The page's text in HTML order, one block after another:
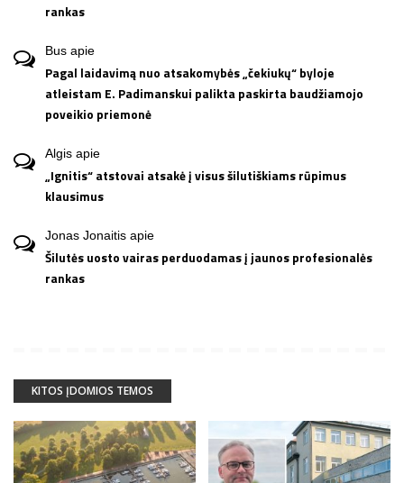
rankas
Bus apie
Pagal laidavimą nuo atsakomybės „čekiukų“ byloje
atleistam E. Padimanskui palikta paskirta baudžiamojo
poveikio priemonė
Algis apie
„Ignitis“ atstovai atsakė į visus šilutiškiams rūpimus
klausimus
Jonas Jonaitis apie
Šilutės uosto vairas perduodamas į jaunos profesionalės
rankas
KITOS ĮDOMIOS TEMOS